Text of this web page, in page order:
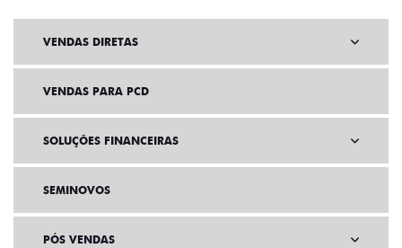
VENDAS DIRETAS
VENDAS PARA PCD
SOLUÇÕES FINANCEIRAS
SEMINOVOS
PÓS VENDAS